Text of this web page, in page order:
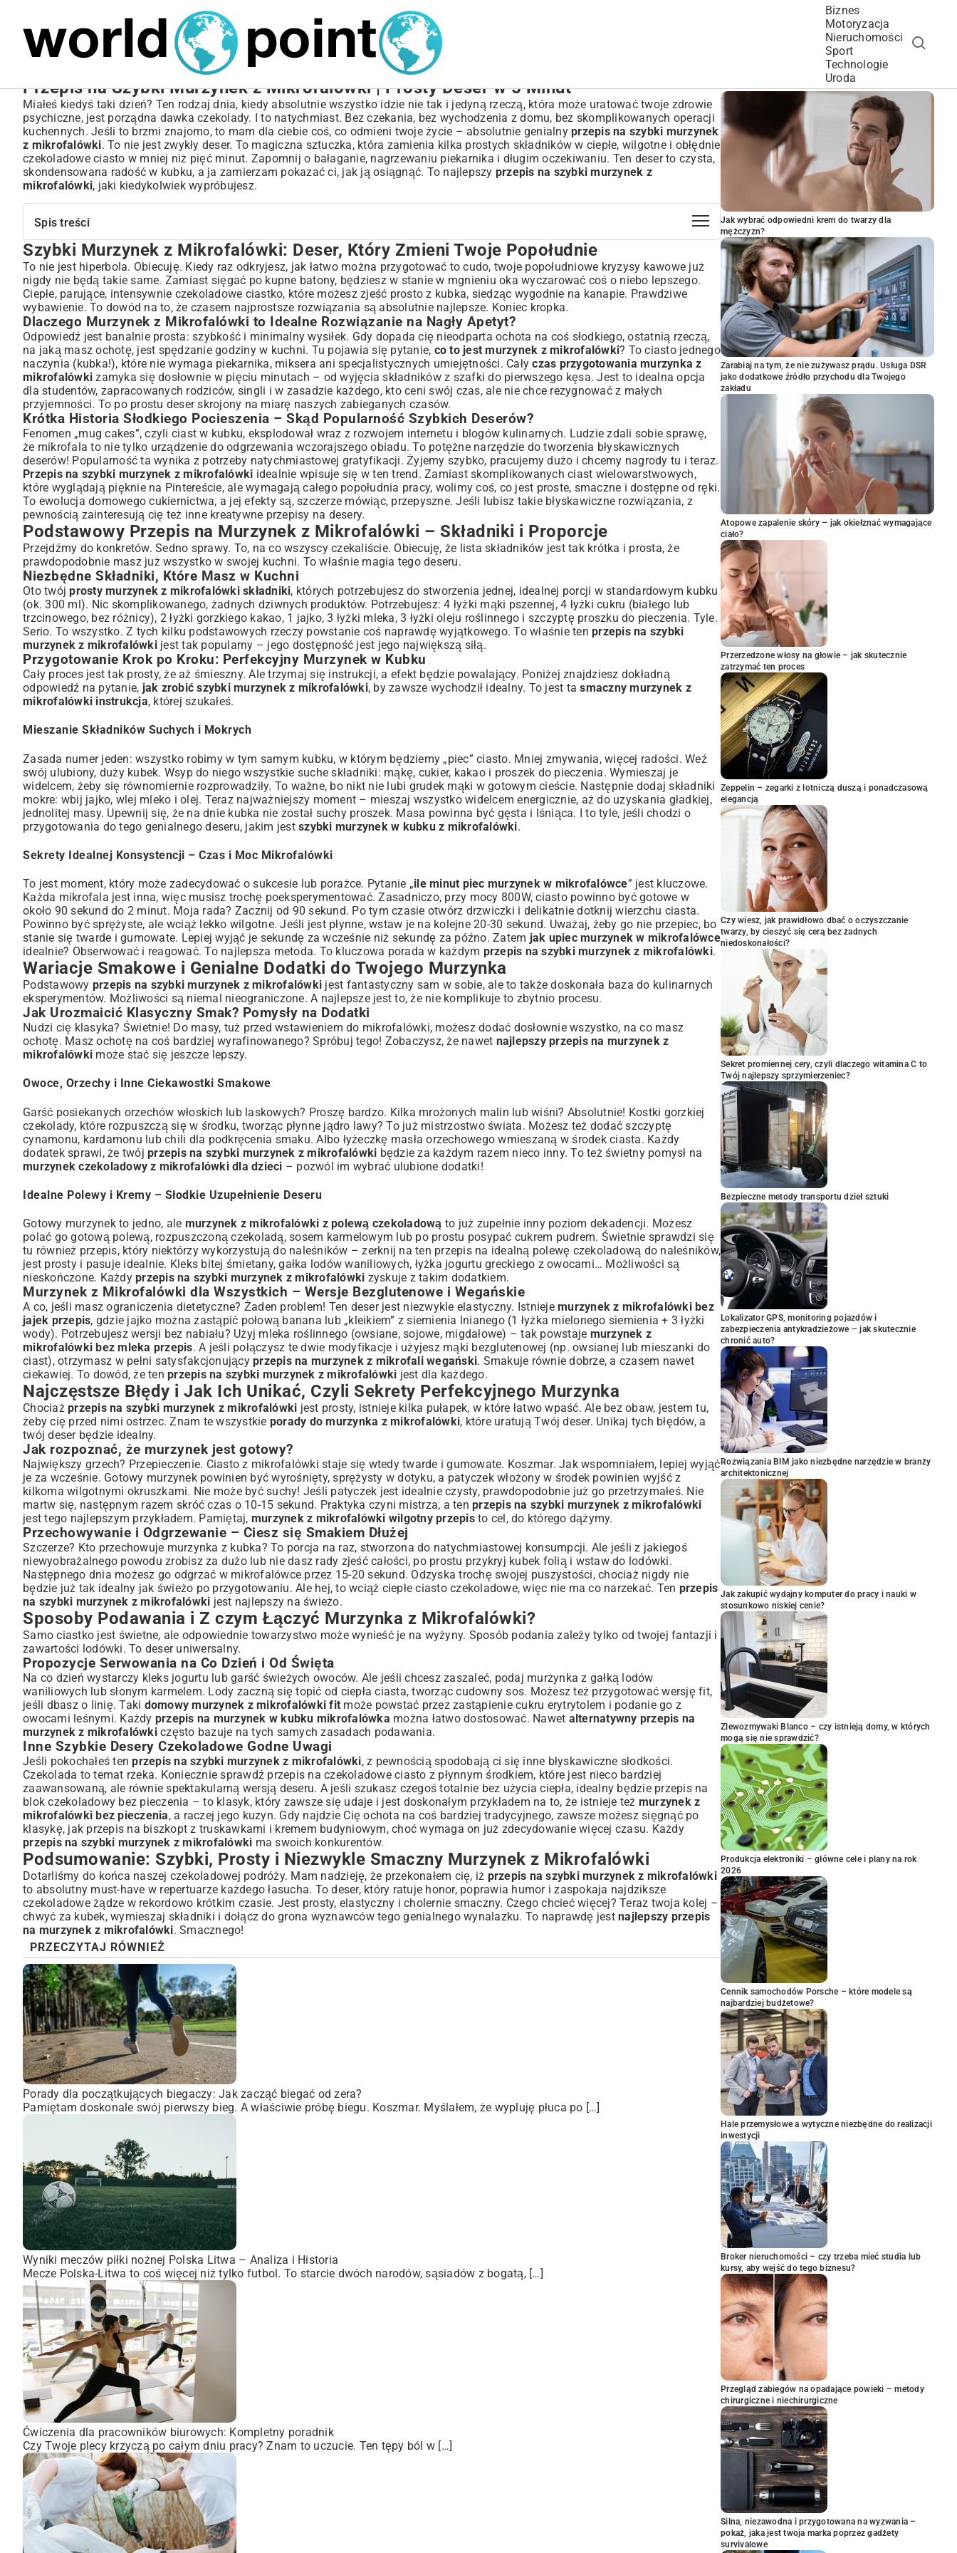
Biznes
Motoryzacja
Nieruchomości
Sport
Technologie
Uroda
Przepis na Szybki Murzynek z Mikrofalówki | Prosty Deser w 5 Minut
Miałeś kiedyś taki dzień? Ten rodzaj dnia, kiedy absolutnie wszystko idzie nie tak i jedyną rzeczą, która może uratować twoje zdrowie
psychiczne, jest porządna dawka czekolady. I to natychmiast. Bez czekania, bez wychodzenia z domu, bez skomplikowanych operacji
kuchennych. Jeśli to brzmi znajomo, to mam dla ciebie coś, co odmieni twoje życie – absolutnie genialny przepis na szybki murzynek
z mikrofalówki. To nie jest zwykły deser. To magiczna sztuczka, która zamienia kilka prostych składników w ciepłe, wilgotne i obłędnie
czekoladowe ciasto w mniej niż pięć minut. Zapomnij o bałaganie, nagrzewaniu piekarnika i długim oczekiwaniu. Ten deser to czysta,
skondensowana radość w kubku, a ja zamierzam pokazać ci, jak ją osiągnąć. To najlepszy przepis na szybki murzynek z
mikrofalówki, jaki kiedykolwiek wypróbujesz.
Spis treści
Szybki Murzynek z Mikrofalówki: Deser, Który Zmieni Twoje Popołudnie
Dlaczego Murzynek z Mikrofalówki to Idealne Rozwiązanie na Nagły Apetyt?
Krótka Historia Słodkiego Pocieszenia – Skąd Popularność Szybkich Deserów?
Podstawowy Przepis na Murzynek z Mikrofalówki – Składniki i Proporcje
Niezbędne Składniki, Które Masz w Kuchni
Przygotowanie Krok po Kroku: Perfekcyjny Murzynek w Kubku
Wariacje Smakowe i Genialne Dodatki do Twojego Murzynka
Jak Urozmaicić Klasyczny Smak? Pomysły na Dodatki
Murzynek z Mikrofalówki dla Wszystkich – Wersje Bezglutenowe i Wegańskie
Najczęstsze Błędy i Jak Ich Unikać, Czyli Sekrety Perfekcyjnego Murzynka
Jak rozpoznać, że murzynek jest gotowy?
Przechowywanie i Odgrzewanie – Ciesz się Smakiem Dłużej
Sposoby Podawania i Z czym Łączyć Murzynka z Mikrofalówki?
Propozycje Serwowania na Co Dzień i Od Święta
Inne Szybkie Desery Czekoladowe Godne Uwagi
Podsumowanie: Szybki, Prosty i Niezwykle Smaczny Murzynek z Mikrofalówki
Szybki Murzynek z Mikrofalówki: Deser, Który Zmieni Twoje Popołudnie
To nie jest hiperbola. Obiecuję. Kiedy raz odkryjesz, jak łatwo można przygotować to cudo, twoje popołudniowe kryzysy kawowe już
nigdy nie będą takie same. Zamiast sięgać po kupne batony, będziesz w stanie w mgnieniu oka wyczarować coś o niebo lepszego.
Ciepłe, parujące, intensywnie czekoladowe ciastko, które możesz zjeść prosto z kubka, siedząc wygodnie na kanapie. Prawdziwe
wybawienie. To dowód na to, że czasem najprostsze rozwiązania są absolutnie najlepsze. Koniec kropka.
Dlaczego Murzynek z Mikrofalówki to Idealne Rozwiązanie na Nagły Apetyt?
Odpowiedź jest banalnie prosta: szybkość i minimalny wysiłek. Gdy dopada cię nieodparta ochota na coś słodkiego, ostatnią rzeczą,
na jaką masz ochotę, jest spędzanie godziny w kuchni. Tu pojawia się pytanie, co to jest murzynek z mikrofalówki? To ciasto jednego
naczynia (kubka!), które nie wymaga piekarnika, miksera ani specjalistycznych umiejętności. Całyczas przygotowania murzynka z
mikrofalówki zamyka się dosłownie w pięciu minutach – od wyjęcia składników z szafki do pierwszego kęsa. Jest to idealna opcja
dla studentów, zapracowanych rodziców, singli i w zasadzie każdego, kto ceni swój czas, ale nie chce rezygnować z małych
przyjemności. To po prostu deser skrojony na miarę naszych zabieganych czasów.
Krótka Historia Słodkiego Pocieszenia – Skąd Popularność Szybkich Deserów?
Fenomen „mug cakes”, czyli ciast w kubku, eksplodował wraz z rozwojem internetu i blogów kulinarnych. Ludzie zdali sobie sprawę,
że mikrofala to nie tylko urządzenie do odgrzewania wczorajszego obiadu. To potężne narzędzie do tworzenia błyskawicznych
deserów! Popularność ta wynika z potrzeby natychmiastowej gratyfikacji. Żyjemy szybko, pracujemy dużo i chcemy nagrody tu i teraz.
Przepis na szybki murzynek z mikrofalówki idealnie wpisuje się w ten trend. Zamiast skomplikowanych ciast wielowarstwowych,
które wyglądają pięknie na Pintereście, ale wymagają całego popołudnia pracy, wolimy coś, co jest proste, smaczne i dostępne od ręki.
To ewolucja domowego cukiernictwa, a jej efekty są, szczerze mówiąc, przepyszne. Jeśli lubisz takie błyskawiczne rozwiązania, z
pewnością zainteresują cię też inne kreatywne przepisy na desery.
Podstawowy Przepis na Murzynek z Mikrofalówki – Składniki i Proporcje
Przejdźmy do konkretów. Sedno sprawy. To, na co wszyscy czekaliście. Obiecuję, że lista składników jest tak krótka i prosta, że
prawdopodobnie masz już wszystko w swojej kuchni. To właśnie magia tego deseru.
Niezbędne Składniki, Które Masz w Kuchni
Oto twójprosty murzynek z mikrofalówki składniki, których potrzebujesz do stworzenia jednej, idealnej porcji w standardowym kubku
(ok. 300 ml). Nic skomplikowanego, żadnych dziwnych produktów. Potrzebujesz: 4 łyżki mąki pszennej, 4 łyżki cukru (białego lub
trzcinowego, bez różnicy), 2 łyżki gorzkiego kakao, 1 jajko, 3 łyżki mleka, 3 łyżki oleju roślinnego i szczyptę proszku do pieczenia. Tyle.
Serio. To wszystko. Z tych kilku podstawowych rzeczy powstanie coś naprawdę wyjątkowego. To właśnie ten przepis na szybki
murzynek z mikrofalówkijest tak popularny – jego dostępność jest jego największą siłą.
Przygotowanie Krok po Kroku: Perfekcyjny Murzynek w Kubku
Cały proces jest tak prosty, że aż śmieszny. Ale trzymaj się instrukcji, a efekt będzie powalający. Poniżej znajdziesz dokładną
odpowiedź na pytanie, jak zrobić szybki murzynek z mikrofalówki, by zawsze wychodził idealny. To jest tasmaczny murzynek z
mikrofalówki instrukcja, której szukałeś.
Mieszanie Składników Suchych i Mokrych
Zasada numer jeden: wszystko robimy w tym samym kubku, w którym będziemy „piec” ciasto. Mniej zmywania, więcej radości. Weź
swój ulubiony, duży kubek. Wsyp do niego wszystkie suche składniki: mąkę, cukier, kakao i proszek do pieczenia. Wymieszaj je
widelcem, żeby się równomiernie rozprowadziły. To ważne, bo nikt nie lubi grudek mąki w gotowym cieście. Następnie dodaj składniki
mokre: wbij jajko, wlej mleko i olej. Teraz najważniejszy moment – mieszaj wszystko widelcem energicznie, aż do uzyskania gładkiej,
jednolitej masy. Upewnij się, że na dnie kubka nie został suchy proszek. Masa powinna być gęsta i lśniąca. I to tyle, jeśli chodzi o
przygotowania do tego genialnego deseru, jakim jest szybki murzynek w kubku z mikrofalówki.
Sekrety Idealnej Konsystencji – Czas i Moc Mikrofalówki
To jest moment, który może zadecydować o sukcesie lub porażce. Pytanie „ile minut piec murzynek w mikrofalówce” jest kluczowe.
Każda mikrofala jest inna, więc musisz trochę poeksperymentować. Zasadniczo, przy mocy 800W, ciasto powinno być gotowe w
około 90 sekund do 2 minut. Moja rada? Zacznij od 90 sekund. Po tym czasie otwórz drzwiczki i delikatnie dotknij wierzchu ciasta.
Powinno być sprężyste, ale wciąż lekko wilgotne. Jeśli jest płynne, wstaw je na kolejne 20-30 sekund. Uważaj, żeby go nie przepiec, bo
stanie się twarde i gumowate. Lepiej wyjąć je sekundę za wcześnie niż sekundę za późno. Zatem jak upiec murzynek w mikrofalówce
idealnie? Obserwować i reagować. To najlepsza metoda. To kluczowa porada w każdym przepis na szybki murzynek z mikrofalówki.
Wariacje Smakowe i Genialne Dodatki do Twojego Murzynka
Podstawowy przepis na szybki murzynek z mikrofalówki jest fantastyczny sam w sobie, ale to także doskonała baza do kulinarnych
eksperymentów. Możliwości są niemal nieograniczone. A najlepsze jest to, że nie komplikuje to zbytnio procesu.
Jak Urozmaicić Klasyczny Smak? Pomysły na Dodatki
Nudzi cię klasyka? Świetnie! Do masy, tuż przed wstawieniem do mikrofalówki, możesz dodać dosłownie wszystko, na co masz
ochotę. Masz ochotę na coś bardziej wyrafinowanego? Spróbuj tego! Zobaczysz, że nawet najlepszy przepis na murzynek z
mikrofalówki może stać się jeszcze lepszy.
Owoce, Orzechy i Inne Ciekawostki Smakowe
Garść posiekanych orzechów włoskich lub laskowych? Proszę bardzo. Kilka mrożonych malin lub wiśni? Absolutnie! Kostki gorzkiej
czekolady, które rozpuszczą się w środku, tworząc płynne jądro lawy? To już mistrzostwo świata. Możesz też dodać szczyptę
cynamonu, kardamonu lub chili dla podkręcenia smaku. Albo łyżeczkę masła orzechowego wmieszaną w środek ciasta. Każdy
dodatek sprawi, że twój przepis na szybki murzynek z mikrofalówki będzie za każdym razem nieco inny. To też świetny pomysł na
murzynek czekoladowy z mikrofalówki dla dzieci – pozwól im wybrać ulubione dodatki!
Idealne Polewy i Kremy – Słodkie Uzupełnienie Deseru
Gotowy murzynek to jedno, ale murzynek z mikrofalówki z polewą czekoladową to już zupełnie inny poziom dekadencji. Możesz
polać go gotową polewą, rozpuszczoną czekoladą, sosem karmelowym lub po prostu posypać cukrem pudrem. Świetnie sprawdzi się
tu również przepis, który niektórzy wykorzystują do naleśników – zerknij na ten przepis na idealną polewę czekoladową do naleśników,
jest prosty i pasuje idealnie. Kleks bitej śmietany, gałka lodów waniliowych, łyżka jogurtu greckiego z owocami… Możliwości są
nieskończone. Każdy przepis na szybki murzynek z mikrofalówki zyskuje z takim dodatkiem.
Murzynek z Mikrofalówki dla Wszystkich – Wersje Bezglutenowe i Wegańskie
A co, jeśli masz ograniczenia dietetyczne? Żaden problem! Ten deser jest niezwykle elastyczny. Istnieje murzynek z mikrofalówki bez
jajek przepis, gdzie jajko można zastąpić połową banana lub „kleikiem” z siemienia lnianego (1 łyżka mielonego siemienia + 3 łyżki
wody). Potrzebujesz wersji bez nabiału? Użyj mleka roślinnego (owsiane, sojowe, migdałowe) – tak powstaje murzynek z
mikrofalówki bez mleka przepis. A jeśli połączysz te dwie modyfikacje i użyjesz mąki bezglutenowej (np. owsianej lub mieszanki do
ciast), otrzymasz w pełni satysfakcjonujący przepis na murzynek z mikrofali wegański. Smakuje równie dobrze, a czasem nawet
ciekawiej. To dowód, że ten przepis na szybki murzynek z mikrofalówki jest dla każdego.
Najczęstsze Błędy i Jak Ich Unikać, Czyli Sekrety Perfekcyjnego Murzynka
Chociaż przepis na szybki murzynek z mikrofalówki jest prosty, istnieje kilka pułapek, w które łatwo wpaść. Ale bez obaw, jestem tu,
żeby cię przed nimi ostrzec. Znam te wszystkie porady do murzynka z mikrofalówki, które uratują Twój deser. Unikaj tych błędów, a
twój deser będzie idealny.
Jak rozpoznać, że murzynek jest gotowy?
Największy grzech? Przepieczenie. Ciasto z mikrofalówki staje się wtedy twarde i gumowate. Koszmar. Jak wspomniałem, lepiej wyjąć
je za wcześnie. Gotowy murzynek powinien być wyrośnięty, sprężysty w dotyku, a patyczek włożony w środek powinien wyjść z
kilkoma wilgotnymi okruszkami. Nie może być suchy! Jeśli patyczek jest idealnie czysty, prawdopodobnie już go przetrzymałeś. Nie
martw się, następnym razem skróć czas o 10-15 sekund. Praktyka czyni mistrza, a ten przepis na szybki murzynek z mikrofalówki
jest tego najlepszym przykładem. Pamiętaj, murzynek z mikrofalówki wilgotny przepisto cel, do którego dążymy.
Przechowywanie i Odgrzewanie – Ciesz się Smakiem Dłużej
Szczerze? Kto przechowuje murzynka z kubka? To porcja na raz, stworzona do natychmiastowej konsumpcji. Ale jeśli z jakiegoś
niewyobrażalnego powodu zrobisz za dużo lub nie dasz rady zjeść całości, po prostu przykryj kubek folią i wstaw do lodówki.
Następnego dnia możesz go odgrzać w mikrofalówce przez 15-20 sekund. Odzyska trochę swojej puszystości, chociaż nigdy nie
będzie już tak idealny jak świeżo po przygotowaniu. Ale hej, to wciąż ciepłe ciasto czekoladowe, więc nie ma co narzekać. Ten przepis
na szybki murzynek z mikrofalówki jest najlepszy na świeżo.
Sposoby Podawania i Z czym Łączyć Murzynka z Mikrofalówki?
Samo ciastko jest świetne, ale odpowiednie towarzystwo może wynieść je na wyżyny. Sposób podania zależy tylko od twojej fantazji i
zawartości lodówki. To deser uniwersalny.
Propozycje Serwowania na Co Dzień i Od Święta
Na co dzień wystarczy kleks jogurtu lub garść świeżych owoców. Ale jeśli chcesz zaszaleć, podaj murzynka z gałką lodów
waniliowych lub słonym karmelem. Lody zaczną się topić od ciepła ciasta, tworząc cudowny sos. Możesz też przygotować wersję fit,
jeśli dbasz o linię. Taki domowy murzynek z mikrofalówki fit może powstać przez zastąpienie cukru erytrytolem i podanie go z
owocami leśnymi. Każdy przepis na murzynek w kubku mikrofalówka można łatwo dostosować. Nawet alternatywny przepis na
murzynek z mikrofalówkiczęsto bazuje na tych samych zasadach podawania.
Inne Szybkie Desery Czekoladowe Godne Uwagi
Jeśli pokochałeś tenprzepis na szybki murzynek z mikrofalówki, z pewnością spodobają ci się inne błyskawiczne słodkości.
Czekolada to temat rzeka. Koniecznie sprawdź przepis na czekoladowe ciasto z płynnym środkiem, które jest nieco bardziej
zaawansowaną, ale równie spektakularną wersją deseru. A jeśli szukasz czegoś totalnie bez użycia ciepła, idealny będzie przepis na
blok czekoladowy bez pieczenia – to klasyk, który zawsze się udaje i jest doskonałym przykładem na to, że istnieje też murzynek z
mikrofalówki bez pieczenia, a raczej jego kuzyn. Gdy najdzie Cię ochota na coś bardziej tradycyjnego, zawsze możesz sięgnąć po
klasykę, jak przepis na biszkopt z truskawkami i kremem budyniowym, choć wymaga on już zdecydowanie więcej czasu. Każdy
przepis na szybki murzynek z mikrofalówki ma swoich konkurentów.
Podsumowanie: Szybki, Prosty i Niezwykle Smaczny Murzynek z Mikrofalówki
Dotarliśmy do końca naszej czekoladowej podróży. Mam nadzieję, że przekonałem cię, iż przepis na szybki murzynek z mikrofalówki
to absolutny must-have w repertuarze każdego łasucha. To deser, który ratuje honor, poprawia humor i zaspokaja najdziksze
czekoladowe żądze w rekordowo krótkim czasie. Jest prosty, elastyczny i cholernie smaczny. Czego chcieć więcej? Teraz twoja kolej –
chwyć za kubek, wymieszaj składniki i dołącz do grona wyznawców tego genialnego wynalazku. To naprawdę jest najlepszy przepis
na murzynek z mikrofalówki. Smacznego!
PRZECZYTAJ RÓWNIEŻ
Porady dla początkujących biegaczy: Jak zacząć biegać od zera?
Pamiętam doskonale swój pierwszy bieg. A właściwie próbę biegu. Koszmar. Myślałem, że wypluję płuca po […]
Wyniki meczów piłki nożnej Polska Litwa – Analiza i Historia
Mecze Polska-Litwa to coś więcej niż tylko futbol. To starcie dwóch narodów, sąsiadów z bogatą, […]
Ćwiczenia dla pracowników biurowych: Kompletny poradnik
Czy Twoje plecy krzyczą po całym dniu pracy? Znam to uczucie. Ten tępy ból w […]
POPULARNE ARTYKUŁY
Jak wybrać odpowiedni krem do twarzy dla
mężczyzn?
Zarabiaj na tym, że nie zużywasz prądu. Usługa DSR
jako dodatkowe źródło przychodu dla Twojego
zakładu
Atopowe zapalenie skóry – jak okiełznać wymagające
ciało?
Przerzedzone włosy na głowie – jak skutecznie
zatrzymać ten proces
Zeppelin – zegarki z lotniczą duszą i ponadczasową
elegancją
Czy wiesz, jak prawidłowo dbać o oczyszczanie
twarzy, by cieszyć się cerą bez żadnych
niedoskonałości?
Sekret promiennej cery, czyli dlaczego witamina C to
Twój najlepszy sprzymierzeniec?
Bezpieczne metody transportu dzieł sztuki
Lokalizator GPS, monitoring pojazdów i
zabezpieczenia antykradzieżowe – jak skutecznie
chronić auto?
Rozwiązania BIM jako niezbędne narzędzie w branży
architektonicznej
Jak zakupić wydajny komputer do pracy i nauki w
stosunkowo niskiej cenie?
Zlewozmywaki Blanco – czy istnieją domy, w których
mogą się nie sprawdzić?
Produkcja elektroniki – główne cele i plany na rok
2026
Cennik samochodów Porsche – które modele są
najbardziej budżetowe?
Hale przemysłowe a wytyczne niezbędne do realizacji
inwestycji
Broker nieruchomości – czy trzeba mieć studia lub
kursy, aby wejść do tego biznesu?
Przegląd zabiegów na opadające powieki – metody
chirurgiczne i niechirurgiczne
Silna, niezawodna i przygotowana na wyzwania –
pokaż, jaka jest twoja marka poprzez gadżety
survivalowe